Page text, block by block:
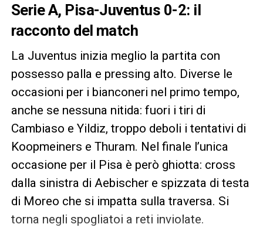
Serie A, Pisa-Juventus 0-2: il
racconto del match
La Juventus inizia meglio la partita con
possesso palla e pressing alto. Diverse le
occasioni per i bianconeri nel primo tempo,
anche se nessuna nitida: fuori i tiri di
Cambiaso e Yildiz, troppo deboli i tentativi di
Koopmeiners e Thuram. Nel finale l’unica
occasione per il Pisa è però ghiotta: cross
dalla sinistra di Aebischer e spizzata di testa
di Moreo che si impatta sulla traversa. Si
torna negli spogliatoi a reti inviolate.